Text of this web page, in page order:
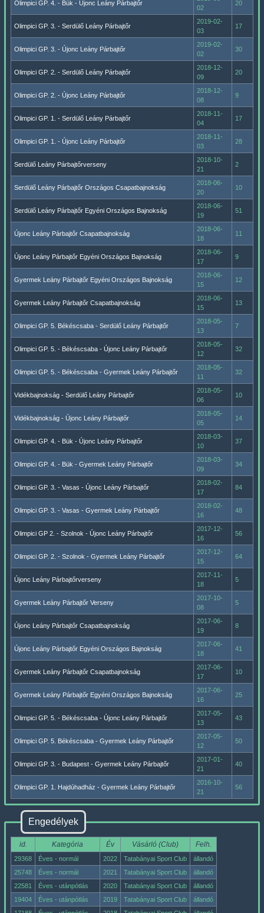
Olimpici GP. 4. - Bük - Újonc Leány Párbajtőr
02
20
Olimpici GP. 3. - Serdülő Leány Párbajtőr
2019-02-
03
17
Olimpici GP. 3. - Újonc Leány Párbajtőr
2019-02-
02
30
Olimpici GP. 2. - Serdülő Leány Párbajtőr
2018-12-
09
20
Olimpici GP. 2. - Újonc Leány Párbajtőr
2018-12-
08
9
Olimpici GP. 1. - Serdülő Leány Párbajtőr
2018-11-
04
17
Olimpici GP. 1. - Újonc Leány Párbajtőr
2018-11-
03
28
Serdülő Leány Párbajtőrverseny
2018-10-
21
2
Serdülő Leány Párbajtőr Országos Csapatbajnokság
2018-06-
20
10
Serdülő Leány Párbajtőr Egyéni Országos Bajnokság
2018-06-
19
51
Újonc Leány Párbajtőr Csapatbajnokság
2018-06-
18
11
Újonc Leány Párbajtőr Egyéni Országos Bajnokság
2018-06-
17
9
Gyermek Leány Párbajtőr Egyéni Országos Bajnokság
2018-06-
15
12
Gyermek Leány Párbajtőr Csapatbajnokság
2018-06-
15
13
Olimpici GP. 5. Békéscsaba - Serdülő Leány Párbajtőr
2018-05-
13
7
Olimpici GP. 5. - Békéscsaba - Újonc Leány Párbajtőr
2018-05-
12
32
Olimpici GP. 5. - Békéscsaba - Gyermek Leány Párbajtőr
2018-05-
11
32
Vidékbajnokság - Serdülő Leány Párbajtőr
2018-05-
06
10
Vidékbajnokság - Újonc Leány Párbajtőr
2018-05-
05
14
Olimpici GP. 4. - Bük - Újonc Leány Párbajtőr
2018-03-
10
37
Olimpici GP. 4. - Bük - Gyermek Leány Párbajtőr
2018-03-
09
34
Olimpici GP. 3. - Vasas - Újonc Leány Párbajtőr
2018-02-
17
84
Olimpici GP. 3. - Vasas - Gyermek Leány Párbajtőr
2018-02-
16
48
Olimpici GP 2. - Szolnok - Újonc Leány Párbajtőr
2017-12-
16
56
Olimpici GP. 2. - Szolnok - Gyermek Leány Párbajtőr
2017-12-
15
64
Újonc Leány Párbajtőrverseny
2017-11-
18
5
Gyermek Leány Párbajtőr Verseny
2017-10-
08
5
Újonc Leány Párbajtőr Csapatbajnokság
2017-06-
19
8
Újonc Leány Párbajtőr Egyéni Országos Bajnokság
2017-06-
18
41
Gyermek Leány Párbajtőr Csapatbajnokság
2017-06-
17
10
Gyermek Leány Párbajtőr Egyéni Országos Bajnokság
2017-06-
16
25
Olimpici GP. 5. - Békéscsaba - Újonc Leány Párbajtőr
2017-05-
13
43
Olimpici GP. 5. Békéscsaba - Gyermek Leány Párbajtőr
2017-05-
12
50
Olimpici GP. 3. - Budapest - Gyermek Leány Párbajtőr
2017-01-
21
40
Olimpici GP. 1. Hajdúhadház - Gyermek Leány Párbajtőr
2016-10-
21
56
Engedélyek
id. Kategória Év Vásárló (Club) Felh.
29368 Éves - normál 2022 Tatabányai Sport Club
állandó
25748
Éves - normál 2021 Tatabányai Sport Club
állandó
22581
Éves - utánpótlás 2020 Tatabányai Sport Club
állandó
19404
Éves - utánpótlás 2019 Tatabányai Sport Club
állandó